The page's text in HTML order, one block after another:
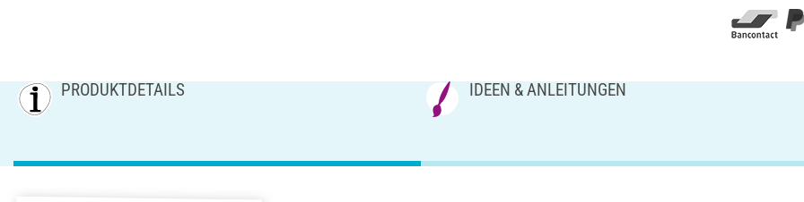
PRODUKTDETAILS IDEEN & ANLEITUNGEN